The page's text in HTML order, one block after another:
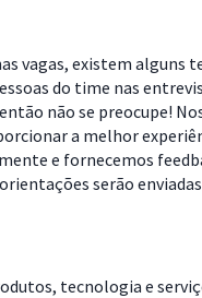
vagas, existem alguns
do time nas
não se preocupe!
a melhor
e fornecemos
serão
tecnologia e